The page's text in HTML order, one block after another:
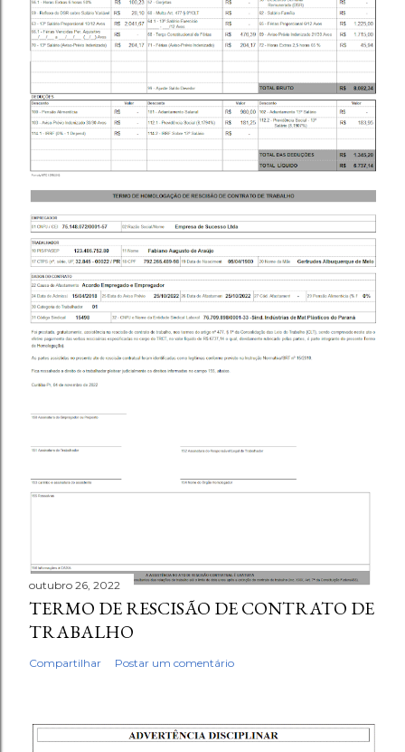
outubro 26, 2022
TERMO DE RESCISÃO DE CONTRATO DE
TRABALHO
Compartilhar Postar um comentário